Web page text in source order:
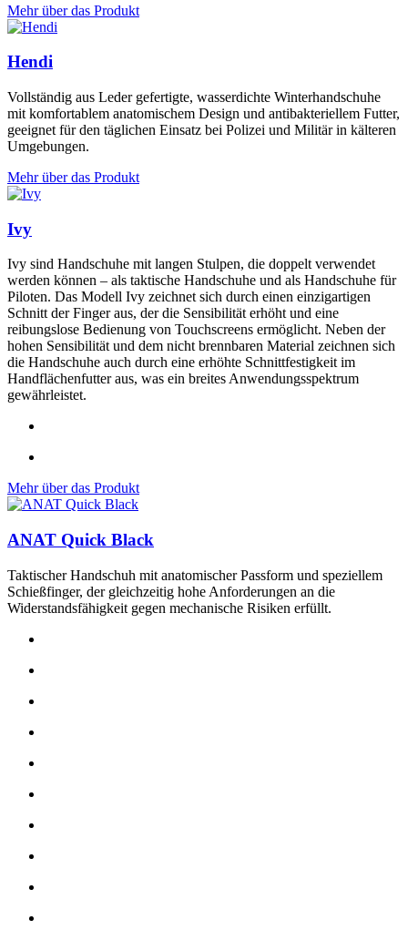
Mehr über das Produkt
Hendi
Vollständig aus Leder gefertigte, wasserdichte Winterhandschuhe
mit komfortablem anatomischem Design und antibakteriellem Futter,
geeignet für den täglichen Einsatz bei Polizei und Militär in kälteren
Umgebungen.
Mehr über das Produkt
Ivy
Ivy sind Handschuhe mit langen Stulpen, die doppelt verwendet
werden können – als taktische Handschuhe und als Handschuhe für
Piloten. Das Modell Ivy zeichnet sich durch einen einzigartigen
Schnitt der Finger aus, der die Sensibilität erhöht und eine
reibungslose Bedienung von Touchscreens ermöglicht. Neben der
hohen Sensibilität und dem nicht brennbaren Material zeichnen sich
die Handschuhe auch durch eine erhöhte Schnittfestigkeit im
Handflächenfutter aus, was ein breites Anwendungsspektrum
gewährleistet.
Mehr über das Produkt
ANAT Quick Black
Taktischer Handschuh mit anatomischer Passform und speziellem
Schießfinger, der gleichzeitig hohe Anforderungen an die
Widerstandsfähigkeit gegen mechanische Risiken erfüllt.